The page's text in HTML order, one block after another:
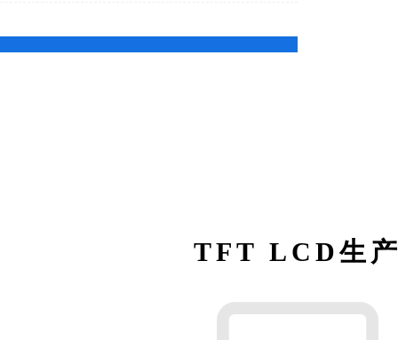
TFT LCD生产